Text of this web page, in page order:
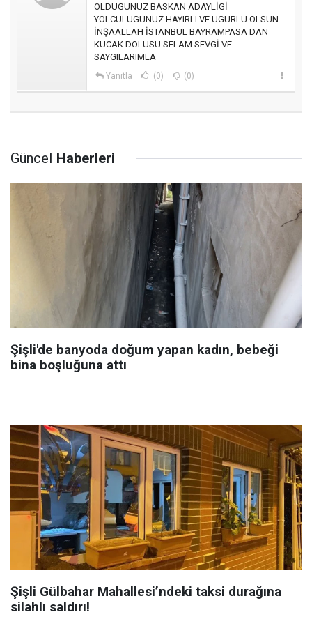
OLDUGUNUZ BASKAN ADAYLİGİ
YOLCULUGUNUZ HAYIRLI VE UGURLU OLSUN
İNŞAALLAH İSTANBUL BAYRAMPASA DAN
KUCAK DOLUSU SELAM SEVGİ VE
SAYGILARIMLA
Yanıtla (0) (0)
Güncel Haberleri
Şişli'de banyoda doğum yapan kadın, bebeği
bina boşluğuna attı
Şişli Gülbahar Mahallesi’ndeki taksi durağına
silahlı saldırı!